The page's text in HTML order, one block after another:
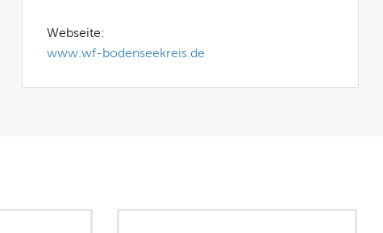
Webseite:
www.wf-bodenseekreis.de